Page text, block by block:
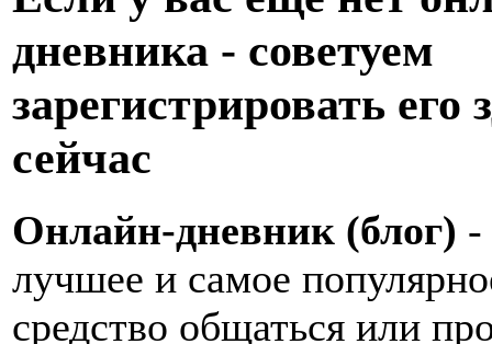
дневника - советуем
зарегистрировать его
сейчас
Онлайн-дневник (блог) -
лучшее и самое
средство общаться или